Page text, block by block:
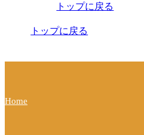
ョ
トップに戻る
トップに戻る
Home